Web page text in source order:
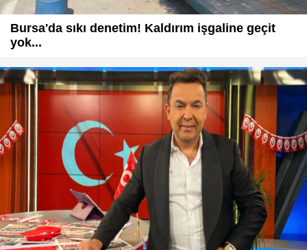
Bursa'da sıkı denetim! Kaldırım işgaline geçit
yok...